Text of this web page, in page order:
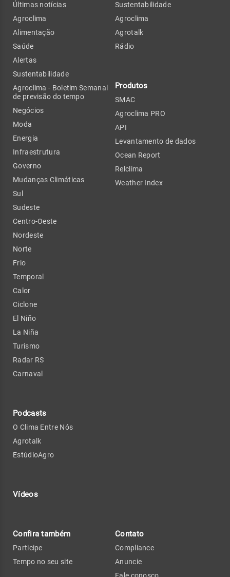
Últimas notícias
Agroclima
Alimentação
Saúde
Alertas
Sustentabilidade
Agroclima - Boletim Semanal
de previsão do tempo
Negócios
Moda
Energia
Infraestrutura
Governo
Mudanças Climáticas
Sul
Sudeste
Centro-Oeste
Nordeste
Norte
Frio
Temporal
Calor
Ciclone
El Niño
La Niña
Turismo
Radar RS
Carnaval
Podcasts
O Clima Entre Nós
Agrotalk
EstúdioAgro
Vídeos
Sustentabilidade
Agroclima
Agrotalk
Rádio
Produtos
SMAC
Agroclima PRO
API
Levantamento de dados
Ocean Report
Relclima
Weather Index
Confira também
Participe
Tempo no seu site
Contato
Compliance
Anuncie